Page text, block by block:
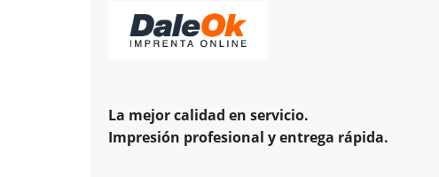
La mejor calidad en servicio.
Impresión profesional y entrega rápida.